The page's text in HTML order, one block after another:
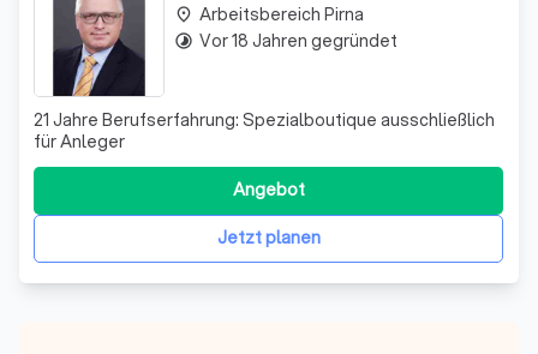
21 Jahre Berufserfahrung: Spezialboutique ausschließlich
für Anleger
Jetzt planen
Angebot
place Arbeitsbereich Pirna
timelapse Vor 18 Jahren gegründet